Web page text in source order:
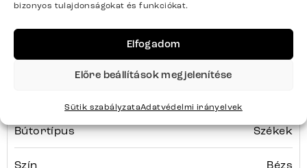
bizonyos tulajdonságokat és funkciókat.
Elfogadom
Előre beállítások megjelenítése
Sütik szabályzataAdatvédelmi irányelvek
Termék paraméterei
Színek Bézs
Bútortípus Székek
Szín Bézs